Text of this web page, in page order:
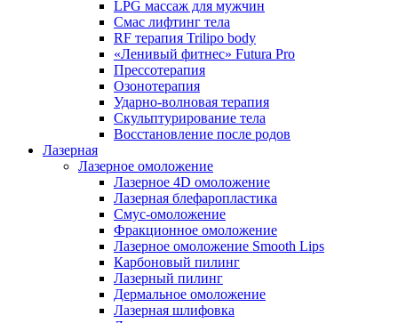
LPG массаж для мужчин
Смас лифтинг тела
RF терапия Trilipo body
«Ленивый фитнес» Futura Pro
Прессотерапия
Озонотерапия
Ударно-волновая терапия
Скульптурирование тела
Восстановление после родов
Лазерная
Лазерное омоложение
Лазерное 4D омоложение
Лазерная блефаропластика
Смус-омоложение
Фракционное омоложение
Лазерное омоложение Smooth Lips
Карбоновый пилинг
Лазерный пилинг
Дермальное омоложение
Лазерная шлифовка